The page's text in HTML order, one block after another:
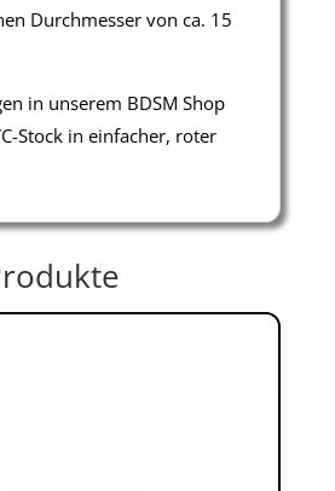
Durchmesser von ca. 15
in unserem BDSM Shop
Stock in einfacher, roter